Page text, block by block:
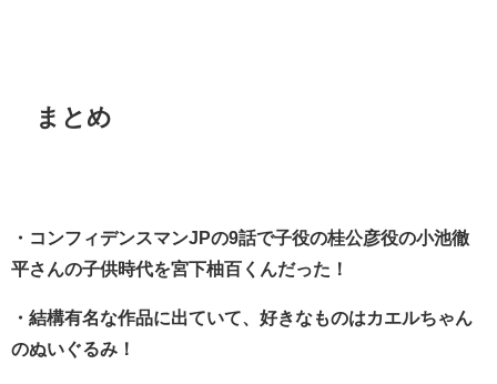
まとめ
・コンフィデンスマンJPの9話で子役の桂公彦役の小池徹
平さんの子供時代を宮下柚百くんだった！
・結構有名な作品に出ていて、好きなものはカエルちゃん
のぬいぐるみ！